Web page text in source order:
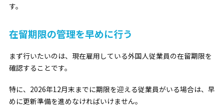
す。
在留期限の管理を早めに行う
まず行いたいのは、現在雇用している外国人従業員の在留期限を
確認することです。
特に、2026年12月末までに期限を迎える従業員がいる場合は、早
めに更新準備を進めなければいけません。